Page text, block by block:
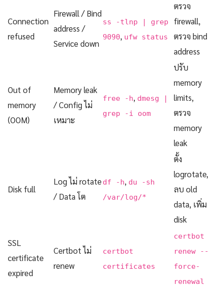
Connection
refused
Firewall / Bind
address /
Service down
ss -tlnp | grep
9090, ufw status
ตรวจ
firewall,
ตรวจ bind
address
Out of
memory
(OOM)
Memory leak
/ Config ไม่
เหมาะ
free -h, dmesg |
grep -i oom
ปรับ
memory
limits,
ตรวจ
memory
leak
Disk full
Log ไม่ rotate
/ Data โต
df -h, du -sh
/var/log/*
ตั้ง
logrotate,
ลบ old
data, เพิ่ม
disk
SSL
certificate
expired
Certbot ไม่
renew
certbot
certificates
certbot
renew --
force-
renewal